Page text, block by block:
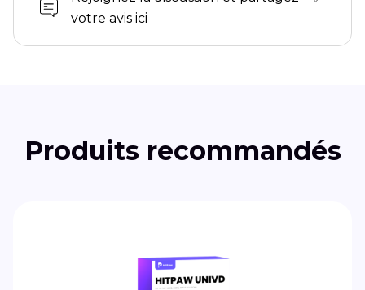
votre avis ici
Produits recommandés